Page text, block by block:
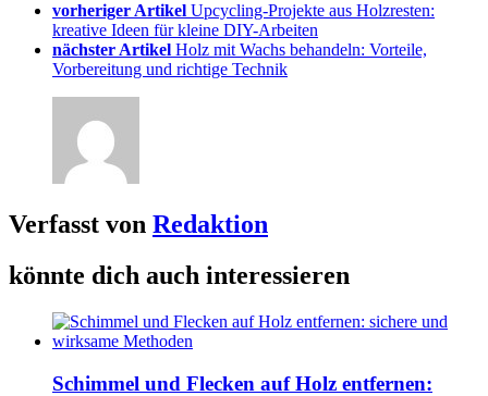
vorheriger Artikel Upcycling-Projekte aus Holzresten:
kreative Ideen für kleine DIY-Arbeiten
nächster Artikel Holz mit Wachs behandeln: Vorteile,
Vorbereitung und richtige Technik
Verfasst von Redaktion
könnte dich auch interessieren
Schimmel und Flecken auf Holz entfernen: